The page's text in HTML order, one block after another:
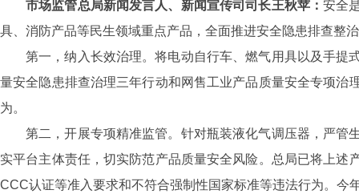
市场监管总局新闻发言人、新闻宣传司司长王秋苹：安全
具、消防产品等民生领域重点产品，全面推进安全隐患排查整
第一，纳入长效治理。将电动自行车、燃气用具以及手提
量安全隐患排查治理三年行动和网售工业产品质量安全专项
为。
第二，开展专项精准监管。针对瓶装液化气调压器，严管
实平台主体责任，切实防范产品质量安全风险。总局已将上
CCC认证等准入要求和不符合强制性国家标准等违法行为。